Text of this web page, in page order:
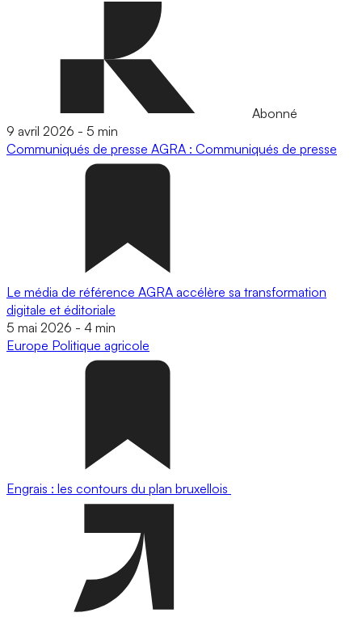
Abonné
9 avril 2026 - 5 min
Communiqués de presse AGRA : Communiqués de presse
Le média de référence AGRA accélère sa transformation
digitale et éditoriale
5 mai 2026 - 4 min
Europe Politique agricole
Engrais : les contours du plan bruxellois